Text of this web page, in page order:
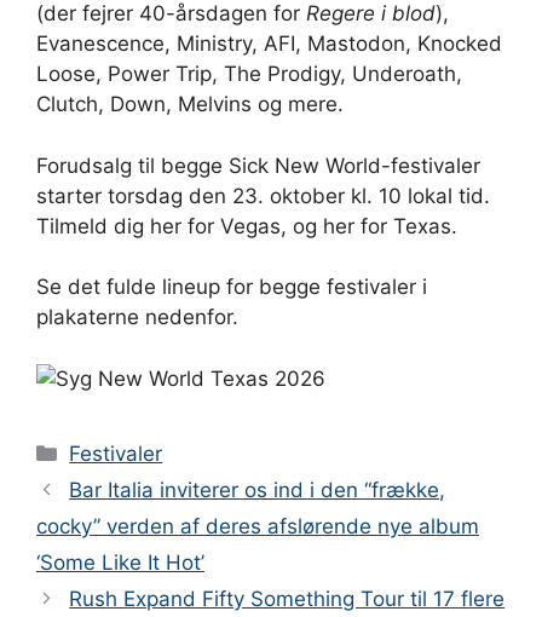
(der fejrer 40-årsdagen for Regere i blod),
Evanescence, Ministry, AFI, Mastodon, Knocked
Loose, Power Trip, The Prodigy, Underoath,
Clutch, Down, Melvins og mere.
Forudsalg til begge Sick New World-festivaler
starter torsdag den 23. oktober kl. 10 lokal tid.
Tilmeld dig her for Vegas, og her for Texas.
Se det fulde lineup for begge festivaler i
plakaterne nedenfor.
Kategorier
Festivaler
Bar Italia inviterer os ind i den “frække,
cocky” verden af ​​deres afslørende nye album
‘Some Like It Hot’
Rush Expand Fifty Something Tour til 17 flere